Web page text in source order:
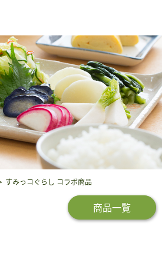
企業・採用情報 社会貢献 品質保証
すみっコぐらし コラボ商品
商品一覧